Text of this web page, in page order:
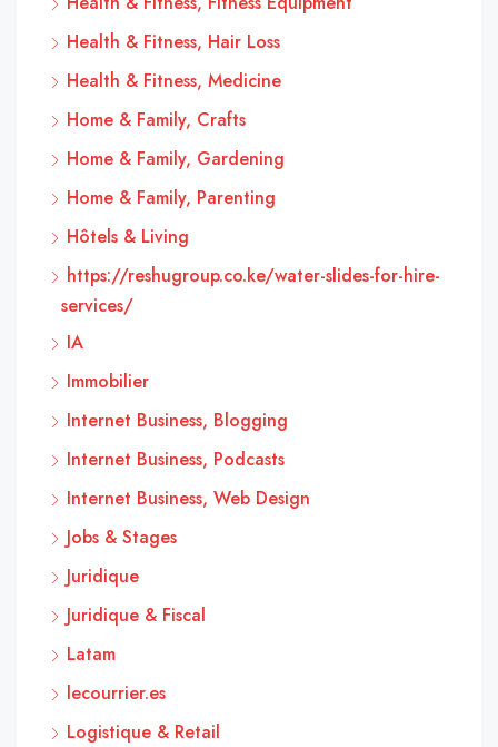
Health & Fitness, Hair Loss
Health & Fitness, Medicine
Home & Family, Crafts
Home & Family, Gardening
Home & Family, Parenting
Hôtels & Living
https://reshugroup.co.ke/water-slides-for-hire-
services/
IA
Immobilier
Internet Business, Blogging
Internet Business, Podcasts
Internet Business, Web Design
Jobs & Stages
Juridique
Juridique & Fiscal
Latam
lecourrier.es
Logistique & Retail